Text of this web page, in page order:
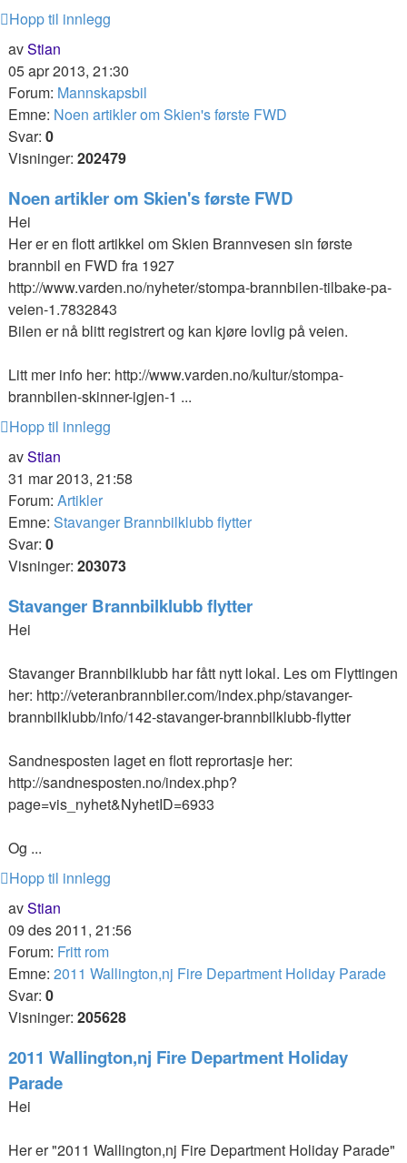
Hopp til innlegg
avStian
05 apr 2013, 21:30
Forum: Mannskapsbil
Emne: Noen artikler om Skien's første FWD
Svar: 0
Visninger: 202479
Noen artikler om Skien's første FWD
Hei
Her er en flott artikkel om Skien Brannvesen sin første
brannbil en FWD fra 1927
http://www.varden.no/nyheter/stompa-brannbilen-tilbake-pa-
veien-1.7832843
Bilen er nå blitt registrert og kan kjøre lovlig på veien.
Litt mer info her: http://www.varden.no/kultur/stompa-
brannbilen-skinner-igjen-1 ...
Hopp til innlegg
avStian
31 mar 2013, 21:58
Forum: Artikler
Emne: Stavanger Brannbilklubb flytter
Svar: 0
Visninger: 203073
Stavanger Brannbilklubb flytter
Hei
Stavanger Brannbilklubb har fått nytt lokal. Les om Flyttingen
her: http://veteranbrannbiler.com/index.php/stavanger-
brannbilklubb/info/142-stavanger-brannbilklubb-flytter
Sandnesposten laget en flott reprortasje her:
http://sandnesposten.no/index.php?
page=vis_nyhet&NyhetID=6933
Og ...
Hopp til innlegg
avStian
09 des 2011, 21:56
Forum: Fritt rom
Emne: 2011 Wallington,nj Fire Department Holiday Parade
Svar: 0
Visninger: 205628
2011 Wallington,nj Fire Department Holiday
Parade
Hei
Her er "2011 Wallington,nj Fire Department Holiday Parade"